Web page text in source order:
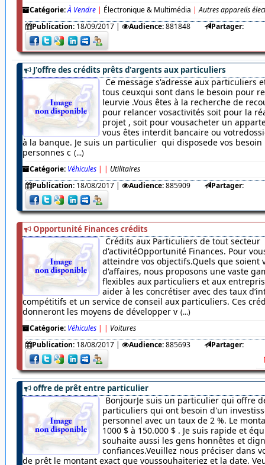
Catégorie:À Vendre | Électronique & Multimédia | Autres appareils
Publication: 18/09/2017| Audience:881848 Partager:
J'offre des crédits prêts d'argents aux particuliers
Ce message s'adresse aux particuliers
tous ceuxqui sont dans le besoin pour
leurvie .Vous êtes à la recherche de
pour relancer vosactivités soit pour la
projet , soit pour vousacheter un
vous êtes interdit bancaire ou
à la banque. Je suis un particulier qui disposede vos
personnes c (...)
Catégorie: Véhicules | | Utilitaires
Publication: 18/08/2017| Audience:885909 Partager:
Opportunité Finances crédits
Crédits aux Particuliers de tout secteur
d'activitéOpportunité Finances. Pour
atteindre vos objectifs.Quels que soient
d'affaires, nous proposons une vaste
flexibles aux particuliers et aux
aider à les concrétiser avec des taux
compétitifs et un service de conseil aux particuliers. Ces
donneront les moyens de développer v (...)
Catégorie: Véhicules | | Voitures
Publication: 18/08/2017| Audience:885693 Partager:
offre de prêt entre particulier
BonjourJe suis un particulier qui offre
particuliers qui ont besoin d'un
personnel avec un taux de 2 %. Le
1000 $ à 150.000 $ . Je suis rapide et
souhaite aussi les gens honnêtes et
confiances.Veuillez nous préciser dans
de prêt le montant exact que voussouhaiteriez et la date.